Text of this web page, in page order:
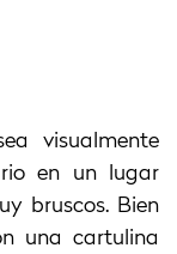
visualmente
en un lugar
bruscos. Bien
una cartulina